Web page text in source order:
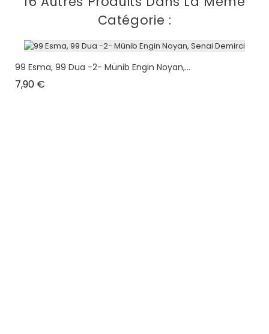
Catégorie :
99 Esma, 99 Dua -2- Münib Engin Noyan,...
7,90 €